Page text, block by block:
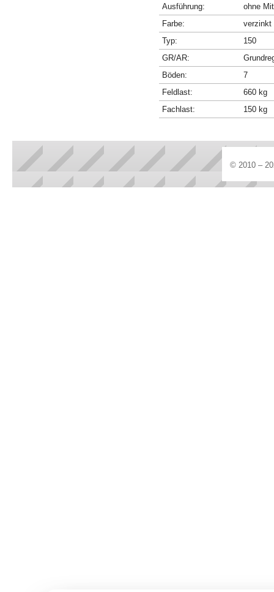
Ausführung:
ohne
Farbe:
verzinkt
Typ:
150
GR/AR:
Böden:
7
Feldlast:
660 kg
Fachlast:
150 kg
© 2010 –